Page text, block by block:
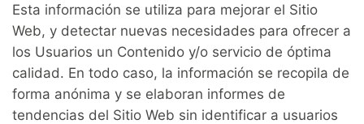
Esta información se utiliza para mejorar el Sitio
Web, y detectar nuevas necesidades para ofrecer a
los Usuarios un Contenido y/o servicio de óptima
calidad. En todo caso, la información se recopila de
forma anónima y se elaboran informes de
tendencias del Sitio Web sin identificar a usuarios